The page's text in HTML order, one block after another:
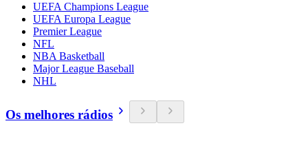
UEFA Champions League
UEFA Europa League
Premier League
NFL
NBA Basketball
Major League Baseball
NHL
Os melhores rádios